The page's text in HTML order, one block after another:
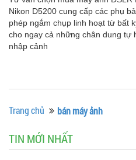
Nikon D5200 cung cấp các phụ
phép ngắm chụp linh hoạt từ bất
cho ngay cả những chân dung tự
nhập cảnh
Trang chủ bán máy ảnh
TIN MỚI NHẤT